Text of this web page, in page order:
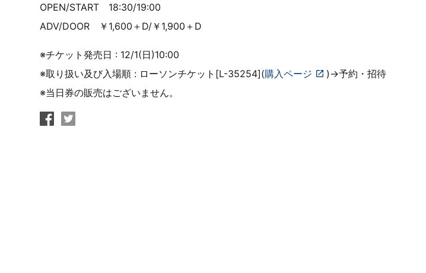
OPEN/START 18:30/19:00
ADV/DOOR ￥1,600＋D/￥1,900＋D
※チケット発売日 : 12/1(日)10:00
※取り扱い及び入場順 : ローソンチケット[L-35254](購入ページ
)→予約・招待
※当日券の販売はございません。